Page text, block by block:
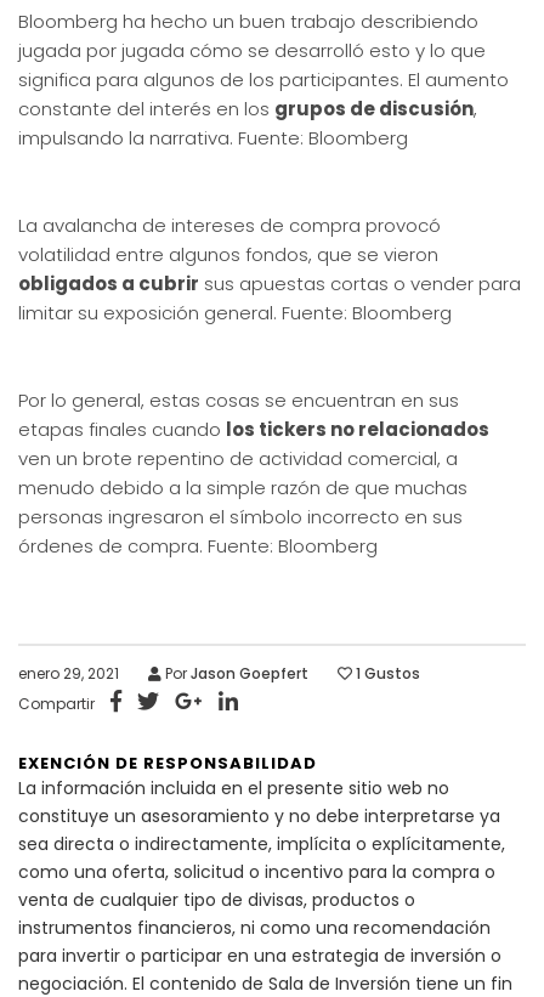
Bloomberg ha hecho un buen trabajo describiendo
jugada por jugada cómo se desarrolló esto y lo que
significa para algunos de los participantes. El aumento
constante del interés en los grupos de discusión,
impulsando la narrativa. Fuente: Bloomberg
La avalancha de intereses de compra provocó
volatilidad entre algunos fondos, que se vieron
obligados a cubrir sus apuestas cortas o vender para
limitar su exposición general. Fuente: Bloomberg
Por lo general, estas cosas se encuentran en sus
etapas finales cuando los tickers no relacionados
ven un brote repentino de actividad comercial, a
menudo debido a la simple razón de que muchas
personas ingresaron el símbolo incorrecto en sus
órdenes de compra. Fuente: Bloomberg
enero 29, 2021 PorJason Goepfert 1 Gustos
Compartir
EXENCIÓN DE RESPONSABILIDAD
La información incluida en el presente sitio web no
constituye un asesoramiento y no debe interpretarse ya
sea directa o indirectamente, implícita o explícitamente,
como una oferta, solicitud o incentivo para la compra o
venta de cualquier tipo de divisas, productos o
instrumentos financieros, ni como una recomendación
para invertir o participar en una estrategia de inversión o
negociación. El contenido de Sala de Inversión tiene un fin